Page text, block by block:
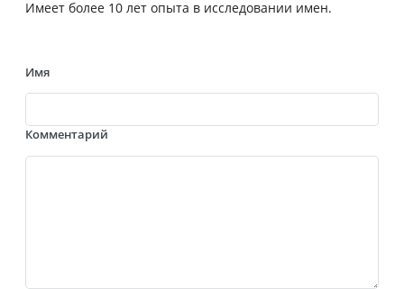
Имеет более 10 лет опыта в исследовании имен.
Имя
Комментарий